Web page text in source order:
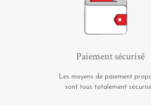
Paiement sécurisé
Les moyens de paiement
sont tous totalement